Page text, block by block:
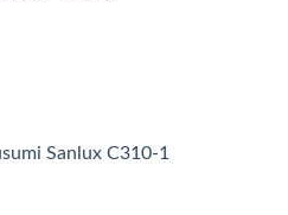
Sanlux C310-1